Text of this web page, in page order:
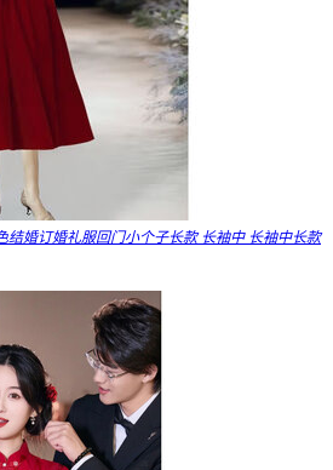
结婚订婚礼服回门小个子长款 长袖中 长袖中长款